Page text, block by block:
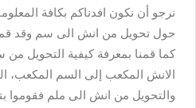
نرجو أن نكون افدناكم بكافة
حول تحويل من انش الى سم وقد
كما قمنا بمعرفة كيفية التحويل
الانش المكعب إلى السم المكعب،
والتحويل من انش الى ملم فقوموا